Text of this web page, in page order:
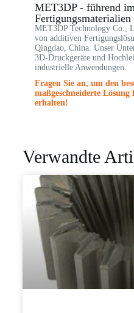
MET3DP - führend
Fertigungsmaterialien
MET3DP Technology Co.,
von additiven
Qingdao, China. Unser
3D-Druckgeräte und
industrielle Anwendungen.
Fragen Sie an, um den
maßgeschneiderte
erhalten!
Verwandte